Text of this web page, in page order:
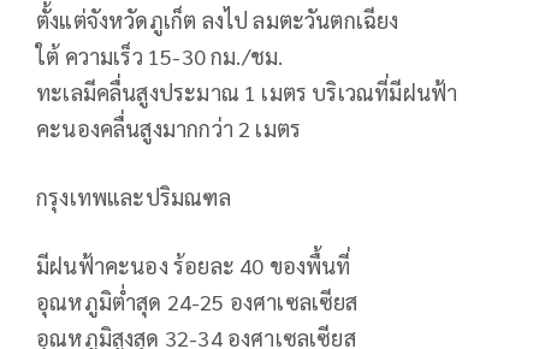
ตั้งแต่จังหวัดภูเก็ต ลงไป ลมตะวันตกเฉียง
ใต้ ความเร็ว 15-30 กม./ชม.
ทะเลมีคลื่นสูงประมาณ 1 เมตร บริเวณที่มีฝนฟ้า
คะนองคลื่นสูงมากกว่า 2 เมตร
กรุงเทพและปริมณฑล
มีฝนฟ้าคะนอง ร้อยละ 40 ของพื้นที่
อุณหภูมิต่ำสุด 24-25 องศาเซลเซียส
อุณหภูมิสูงสุด 32-34 องศาเซลเซียส